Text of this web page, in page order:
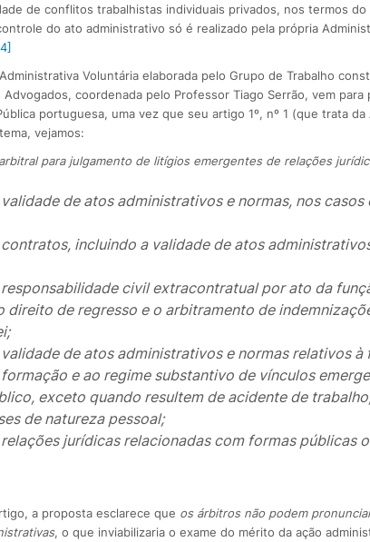
de conflitos trabalhistas individuais privados, nos termos
do ato administrativo só é realizado pela própria
Voluntária elaborada pelo Grupo de Trabalho
Advogados, coordenada pelo Professor Tiago Serrão, vem
portuguesa, uma vez que seu artigo 1º, nº 1 (que trata da
vejamos:
para julgamento de litígios emergentes de relações
de atos administrativos e normas, nos casos
incluindo a validade de atos
civil extracontratual por ato da
direito de regresso e o arbitramento de
de atos administrativos e normas relativos
e ao regime substantivo de vínculos
exceto quando resultem de acidente de
de natureza pessoal;
jurídicas relacionadas com formas públicas
a proposta esclarece que os árbitros não podem
, o que inviabilizaria o exame do mérito da ação